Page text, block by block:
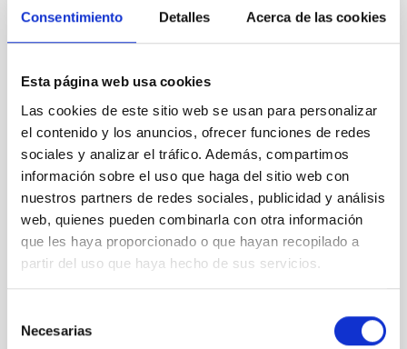
Consentimiento Detalles Acerca de las cookies
Esta página web usa cookies
Las cookies de este sitio web se usan para personalizar
el contenido y los anuncios, ofrecer funciones de redes
sociales y analizar el tráfico. Además, compartimos
información sobre el uso que haga del sitio web con
nuestros partners de redes sociales, publicidad y análisis
web, quienes pueden combinarla con otra información
que les haya proporcionado o que hayan recopilado a
partir del uso que haya hecho de sus servicios.
Necesarias
El
de la
Academia
de
de China y
una
delegación
del NAOC
visitan el
IAC y los
Observatorios
Canarias